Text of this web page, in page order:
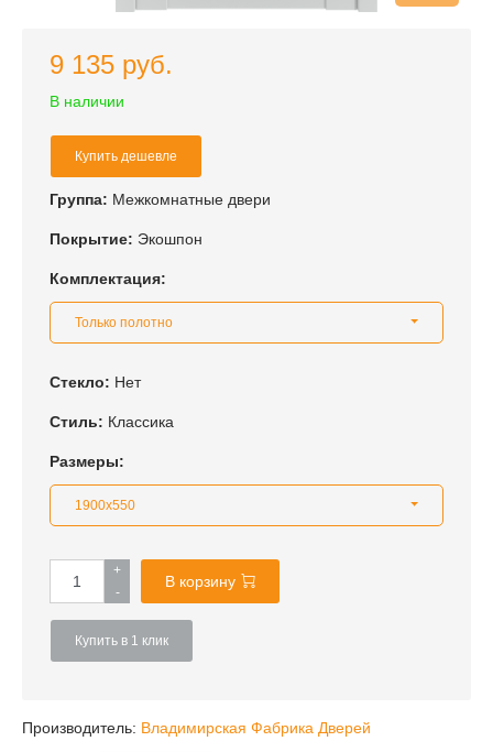
9 135 руб.
В наличии
Купить дешевле
Группа: Межкомнатные двери
Покрытие: Экошпон
Комплектация:
Только полотно
Стекло: Нет
Стиль: Классика
Размеры:
1900x550
+
-
В корзину
Купить в 1 клик
Производитель: Владимирская Фабрика Дверей